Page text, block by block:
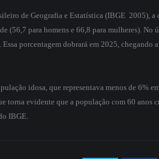
de Geografia e Estatística (IBGE  2005),
(56,7 para homens e 66,8 para mulheres).
Essa porcentagem dobrará em 2025,
idosa, que representava menos de 6%
torna evidente que a população com 60 anos
IBGE.